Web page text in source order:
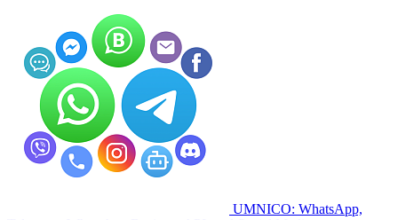
UMNICO: WhatsApp,